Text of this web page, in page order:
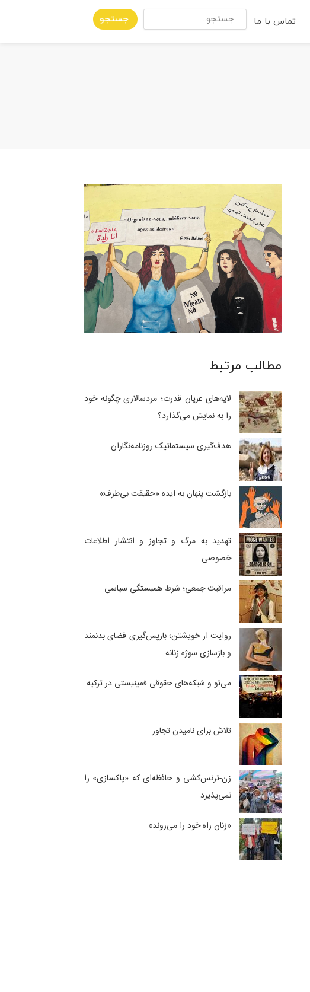
تماس با ما جستجو
مطالب مرتبط
لایه‌های عریان قدرت؛ مردسالاری چگونه خود
را به نمایش می‌گذارد؟
هدف‌گیری سیستماتیک روزنامه‌نگاران
بازگشت پنهان به ایده «حقیقت بی‌طرف»
تهدید به مرگ و تجاوز و انتشار اطلاعات
خصوصی
مراقبت جمعی؛ شرط همبستگی سیاسی
روایت از خویشتن؛ بازپس‌گیری فضای بدنمند
و بازسازی سوژه زنانه
می‌تو و شبکه‌های حقوقی فمینیستی در ترکیه
تلاش برای نامیدن تجاوز
زن-ترنس‌کشی و حافظه‌ای که «پاکسازی» را
نمی‌پذیرد
«زنان راه خود را می‌روند»